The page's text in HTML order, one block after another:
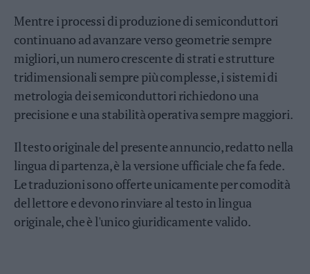
Dolomiti
Leggi/Abbonati
Newsletter
Casa
Radio
Mentre i processi di produzione di semiconduttori
continuano ad avanzare verso geometrie sempre
migliori, un numero crescente di strati e strutture
tridimensionali sempre più complesse, i sistemi di
metrologia dei semiconduttori richiedono una
precisione e una stabilità operativa sempre maggiori.
Il testo originale del presente annuncio, redatto nella
lingua di partenza, è la versione ufficiale che fa fede.
Le traduzioni sono offerte unicamente per comodità
del lettore e devono rinviare al testo in lingua
originale, che è l'unico giuridicamente valido.